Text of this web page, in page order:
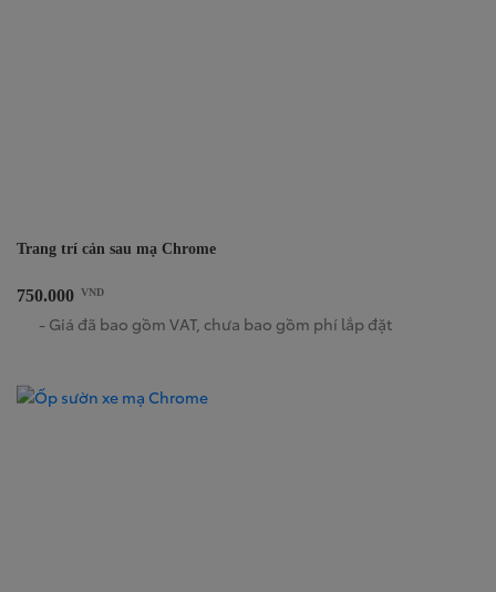
Trang trí cản sau mạ Chrome
750.000 VND
- Giá đã bao gồm VAT, chưa bao gồm phí lắp đặt